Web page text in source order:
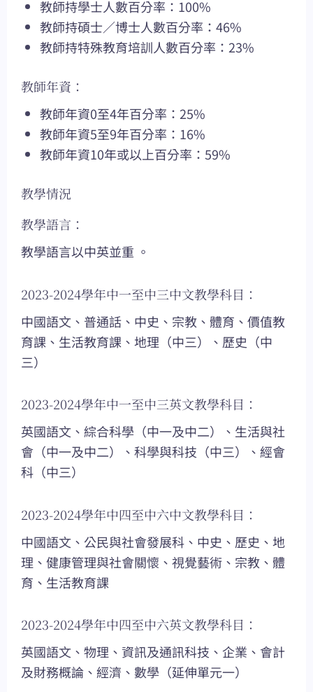
教師持學士人數百分率：100%
教師持碩士／博士人數百分率：46%
教師持特殊教育培訓人數百分率：23%
教師年資：
教師年資0至4年百分率：25%
教師年資5至9年百分率：16%
教師年資10年或以上百分率：59%
教學情況
教學語言：
教學語言以中英並重 。
2023-2024學年中一至中三中文教學科目：
中國語文、普通話、中史、宗教、體育、價值教
育課、生活教育課、地理（中三）、歷史（中
三）
2023-2024學年中一至中三英文教學科目：
英國語文、綜合科學（中一及中二）、生活與社
會（中一及中二）、科學與科技（中三）、經會
科（中三）
2023-2024學年中四至中六中文教學科目：
中國語文、公民與社會發展科、中史、歷史、地
理、健康管理與社會關懷、視覺藝術、宗教、體
育、生活教育課
2023-2024學年中四至中六英文教學科目：
英國語文、物理、資訊及通訊科技、企業、會計
及財務概論、經濟、數學（延伸單元一）